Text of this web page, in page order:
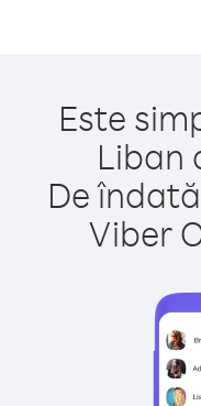
Este
Liban
De
Viber